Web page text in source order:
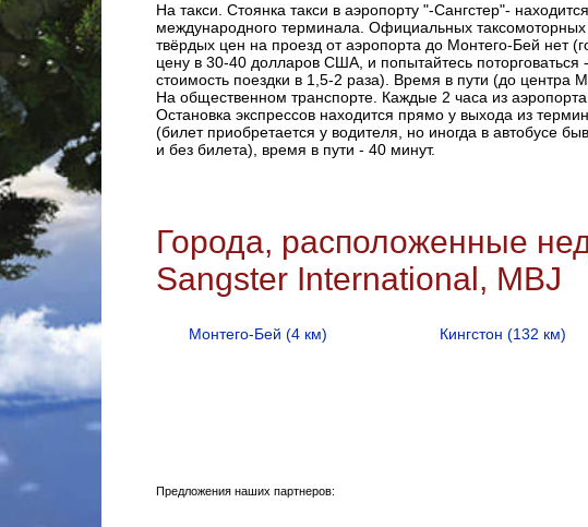
На такси. Стоянка такси в аэропорту "-Сангстер"-
международного терминала. Официальных таксомоторных
твёрдых цен на проезд от аэропорта до Монтего-Бей нет
цену в 30-40 долларов США, и попытайтесь поторговаться
стоимость поездки в 1,5-2 раза). Время в пути (до центра
На общественном транспорте. Каждые 2 часа из
Остановка экспрессов находится прямо у выхода из
(билет приобретается у водителя, но иногда в автобусе
и без билета), время в пути - 40 минут.
Города, расположенные
Sangster International, MBJ
Монтего-Бей (4 км) Кингстон (132 км)
Предложения наших партнеров: